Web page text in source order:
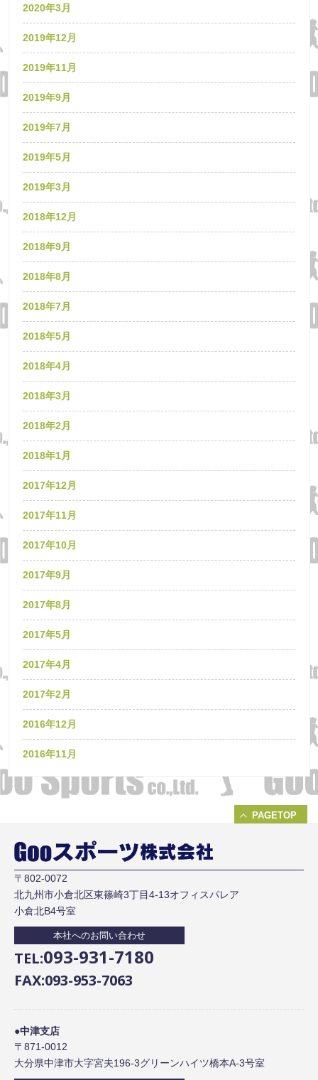
2020年3月
2019年12月
2019年11月
2019年9月
2019年7月
2019年5月
2019年3月
2018年12月
2018年9月
2018年8月
2018年7月
2018年5月
2018年4月
2018年3月
2018年2月
2018年1月
2017年12月
2017年11月
2017年10月
2017年9月
2017年8月
2017年5月
2017年4月
2017年2月
2016年12月
2016年11月
PAGETOP
〒802-0072
北九州市小倉北区東篠崎3丁目4-13オフィスパレア
小倉北B4号室
本社へのお問い合わせ
TEL:093-931-7180
FAX:093-953-7063
●中津支店
〒871-0012
大分県中津市大字宮夫196-3グリーンハイツ橋本A-3号室